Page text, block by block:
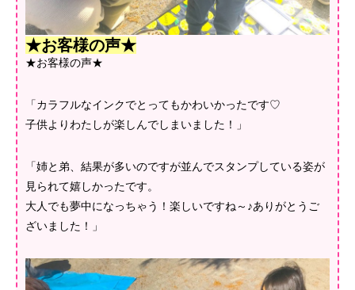
★お客様の声★
★お客様の声★
「カラフルなインクでとってもかわいかったです♡
子供よりわたしが楽しんでしまいました！」
「姉と弟、結果が多いのですが並んでスタンプしている姿が
見られて嬉しかったです。
大人でも夢中になっちゃう！楽しいですね～♪ありがとうご
ざいました！」